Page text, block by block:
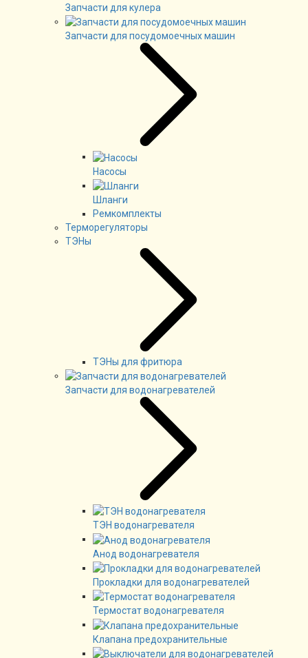
Запчасти для кулера
Запчасти для посудомоечных машин
Насосы
Шланги
Ремкомплекты
Терморегуляторы
ТЭНы
ТЭНы для фритюра
Запчасти для водонагревателей
ТЭН водонагревателя
Анод водонагревателя
Прокладки для водонагревателей
Термостат водонагревателя
Клапана предохранительные